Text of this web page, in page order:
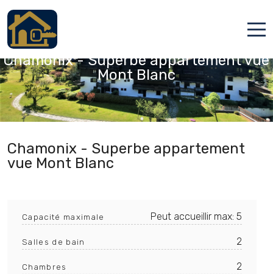
Accueil
Locations
Services
Qui sommes nous
Chamonix-Mont-Blanc, Haute-Savoie
Chamonix - Superbe appartement vue
Mont Blanc
Chamonix - Superbe appartement
vue Mont Blanc
Capacité maximale Peut accueillir max: 5
Salles de bain 2
Chambres 2